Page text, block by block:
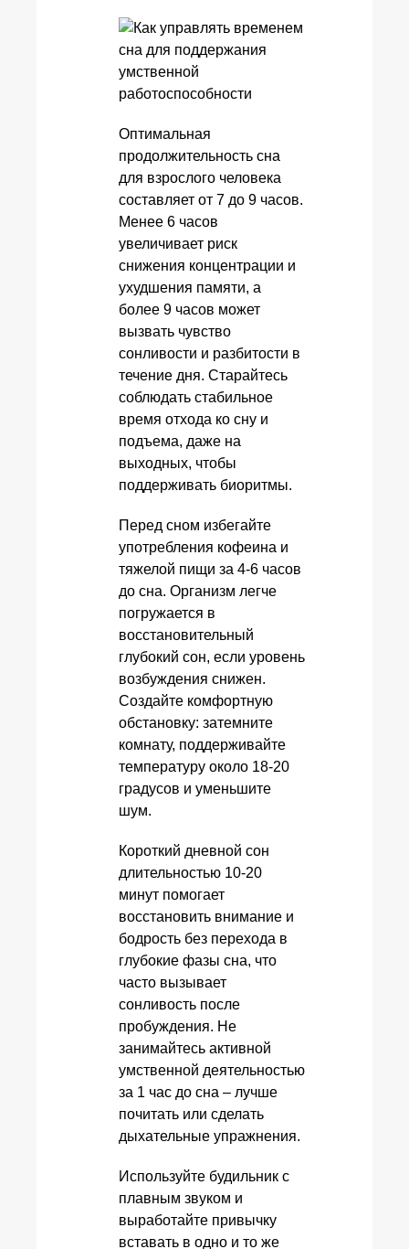
Оптимальная
продолжительность сна
для взрослого человека
составляет от 7 до 9 часов.
Менее 6 часов
увеличивает риск
снижения концентрации и
ухудшения памяти, а
более 9 часов может
вызвать чувство
сонливости и разбитости в
течение дня. Старайтесь
соблюдать стабильное
время отхода ко сну и
подъема, даже на
выходных, чтобы
поддерживать биоритмы.
Перед сном избегайте
употребления кофеина и
тяжелой пищи за 4-6 часов
до сна. Организм легче
погружается в
восстановительный
глубокий сон, если уровень
возбуждения снижен.
Создайте комфортную
обстановку: затемните
комнату, поддерживайте
температуру около 18-20
градусов и уменьшите
шум.
Короткий дневной сон
длительностью 10-20
минут помогает
восстановить внимание и
бодрость без перехода в
глубокие фазы сна, что
часто вызывает
сонливость после
пробуждения. Не
занимайтесь активной
умственной деятельностью
за 1 час до сна – лучше
почитать или сделать
дыхательные упражнения.
Используйте будильник с
плавным звуком и
выработайте привычку
вставать в одно и то же